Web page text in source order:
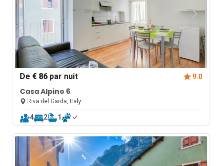
De€ 86 par nuit 9.0
Casa Alpino 6
Riva del Garda, Italy
4 2 1